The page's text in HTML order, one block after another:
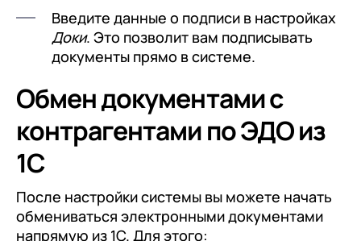
Введите данные о подписи в настройках
Доки. Это позволит вам подписывать
документы прямо в системе.
Обмен документами с
контрагентами по ЭДО из
1С
После настройки системы вы можете начать
обмениваться электронными документами
напрямую из 1С. Для этого: